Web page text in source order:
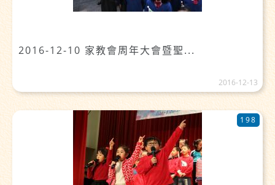
2016-12-10 家教會周年大會暨聖...
2016-12-13
198